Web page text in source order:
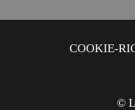
COOKIE-
©